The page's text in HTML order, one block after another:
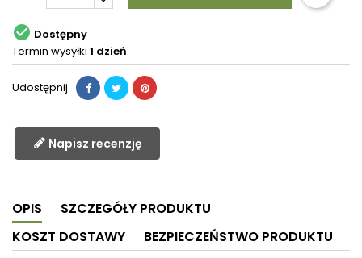
 Dostępny
Termin wysyłki 1 dzień
Udostępnij
Napisz recenzję
OPIS
SZCZEGÓŁY PRODUKTU
KOSZT DOSTAWY
BEZPIECZEŃSTWO PRODUKTU